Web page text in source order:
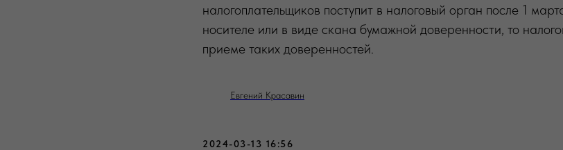
налогоплательщиков поступит в налоговый орган после 1
носителе или в виде скана бумажной доверенности, то
приеме таких доверенностей.
Евгений Красавин
2024-03-13 16:56